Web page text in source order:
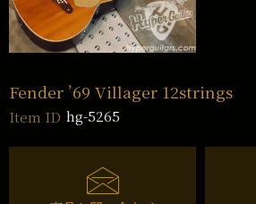
Fender ’69 Villager 12strings
Item ID hg-5265